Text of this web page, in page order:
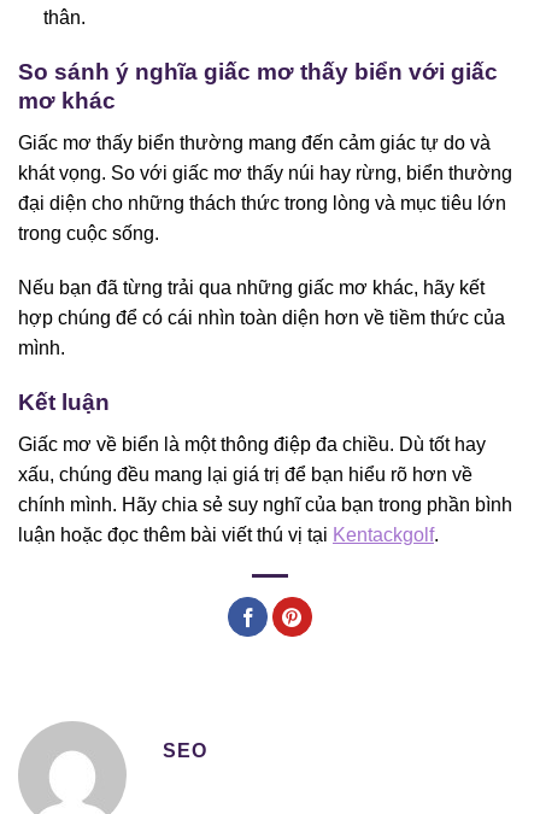
thân.
So sánh ý nghĩa giấc mơ thấy biển với giấc
mơ khác
Giấc mơ thấy biển thường mang đến cảm giác tự do và
khát vọng. So với giấc mơ thấy núi hay rừng, biển thường
đại diện cho những thách thức trong lòng và mục tiêu lớn
trong cuộc sống.
Nếu bạn đã từng trải qua những giấc mơ khác, hãy kết
hợp chúng để có cái nhìn toàn diện hơn về tiềm thức của
mình.
Kết luận
Giấc mơ về biển là một thông điệp đa chiều. Dù tốt hay
xấu, chúng đều mang lại giá trị để bạn hiểu rõ hơn về
chính mình. Hãy chia sẻ suy nghĩ của bạn trong phần bình
luận hoặc đọc thêm bài viết thú vị tại Kentackgolf.
SEO